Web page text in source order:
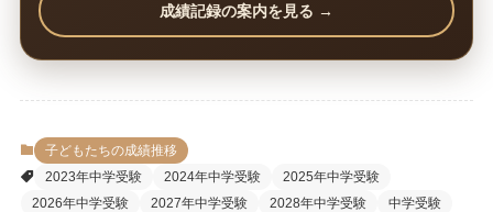
成績記録の案内を見る →
子どもたちの成績推移
2023年中学受験
2024年中学受験
2025年中学受験
2026年中学受験
2027年中学受験 2028年中学受験
中学受験